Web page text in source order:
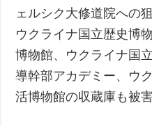
ェルシク大修道院への
ウクライナ国立歴史博
博物館、ウクライナ国
導幹部アカデミー、ウ
活博物館の収蔵庫も被